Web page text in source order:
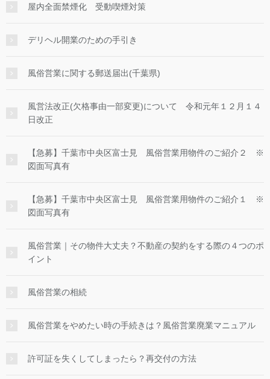
屋内全面禁煙化 受動喫煙対策
デリヘル開業のための手引き
風俗営業に関する郵送届出(千葉県)
風営法改正(欠格事由一部変更)について 令和元年１２月１４
日改正
【急募】千葉市中央区富士見 風俗営業用物件のご紹介２ ※
図面写真有
【急募】千葉市中央区富士見 風俗営業用物件のご紹介１ ※
図面写真有
風俗営業｜その物件大丈夫？不動産の契約をする際の４つのポ
イント
風俗営業の相続
風俗営業をやめたい時の手続きは？風俗営業廃業マニュアル
許可証を失くしてしまったら？再交付の方法